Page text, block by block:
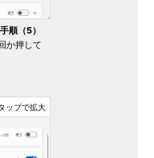
順（5）
か押して